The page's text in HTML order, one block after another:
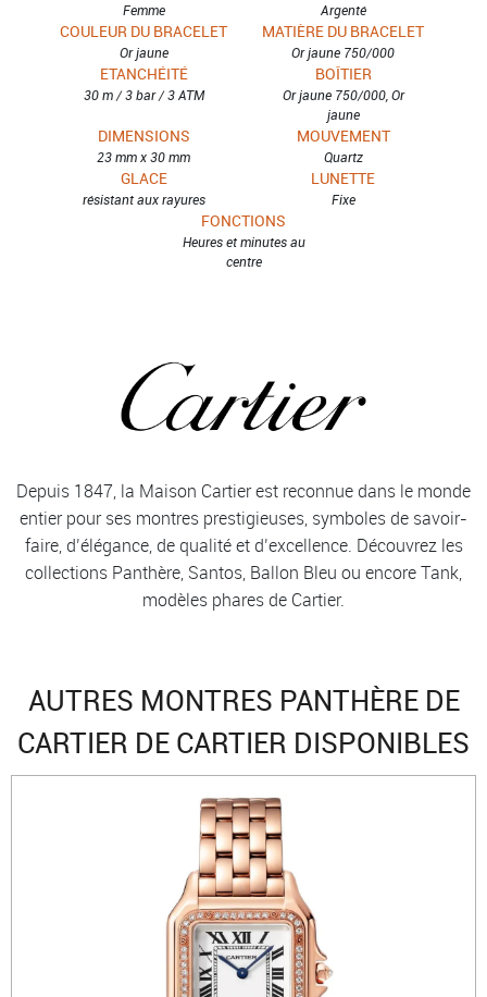
Femme Argenté
COULEUR DU BRACELET
Or jaune
MATIÈRE DU BRACELET
Or jaune 750/000
ETANCHÉITÉ
30 m / 3 bar / 3 ATM
BOÎTIER
Or jaune 750/000, Or
jaune
DIMENSIONS
23 mm x 30 mm
MOUVEMENT
Quartz
GLACE
résistant aux rayures
LUNETTE
Fixe
FONCTIONS
Heures et minutes au
centre
Depuis 1847, la Maison Cartier est reconnue dans le monde
entier pour ses montres prestigieuses, symboles de savoir-
faire, d’élégance, de qualité et d’excellence. Découvrez les
collections Panthère, Santos, Ballon Bleu ou encore Tank,
modèles phares de Cartier.
AUTRES MONTRES PANTHÈRE DE
CARTIER DE CARTIER DISPONIBLES